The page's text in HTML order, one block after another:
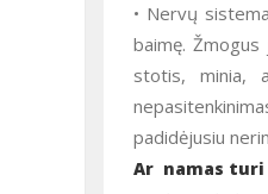
• Nervų
baimę.
stotis, minia,
padidėjusiu
Ar namas turi